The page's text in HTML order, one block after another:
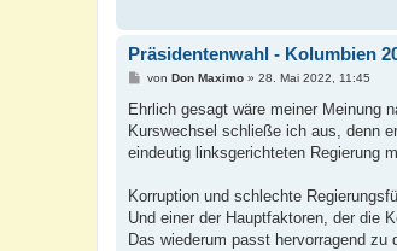
Präsidentenwahl - Kolumbien
B
i
r
a
von Don Maximo» 28. Mai 2022, 11:45
Ehrlich gesagt wäre meiner Meinung
Kurswechsel schließe ich aus, denn
eindeutig linksgerichteten Regierung
Korruption und schlechte
Und einer der Hauptfaktoren, der die
Das wiederum passt hervorragend